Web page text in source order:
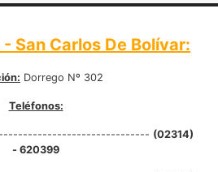
- San Carlos De Bolívar:
Dorrego Nº 302
Teléfonos:
(02314)
- 620399